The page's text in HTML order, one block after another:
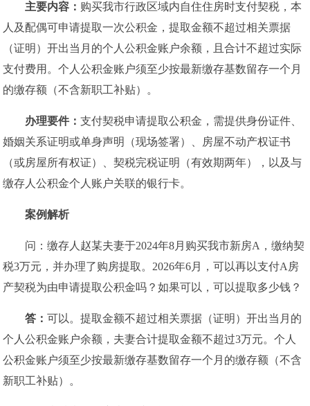
主要内容： 购买我市行政区域内自住住房时支付契税，本
人及配偶可申请提取一次公积金，提取金额不超过相关票据
（证明）开出当月的个人公积金账户余额，且合计不超过实际
支付费用。个人公积金账户须至少按最新缴存基数留存一个月
的缴存额（不含新职工补贴）。
办理要件：支付契税申请提取公积金，需提供身份证件、
婚姻关系证明或单身声明（现场签署）、房屋不动产权证书
（或房屋所有权证）、契税完税证明（有效期两年），以及与
缴存人公积金个人账户关联的银行卡。
案例解析
问：缴存人赵某夫妻于2024年8月购买我市新房A，缴纳契
税3万元，并办理了购房提取。2026年6月，可以再以支付A房
产契税为由申请提取公积金吗？如果可以，可以提取多少钱？
答：可以。提取金额不超过相关票据（证明）开出当月的
个人公积金账户余额，夫妻合计提取金额不超过3万元。个人
公积金账户须至少按最新缴存基数留存一个月的缴存额（不含
新职工补贴）。